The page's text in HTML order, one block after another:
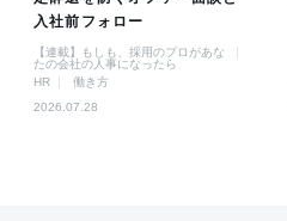
入社前フォロー
【連載】もしも、採用のプロがあな
たの会社の人事になったら
HR
働き方
2026.07.28